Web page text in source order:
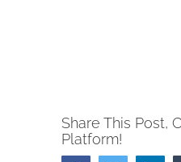
Share This Post,
Platform!